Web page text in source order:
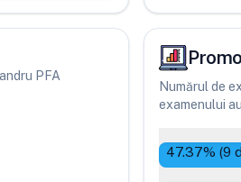
PFA
Numărul de
examenului
47.37% (9